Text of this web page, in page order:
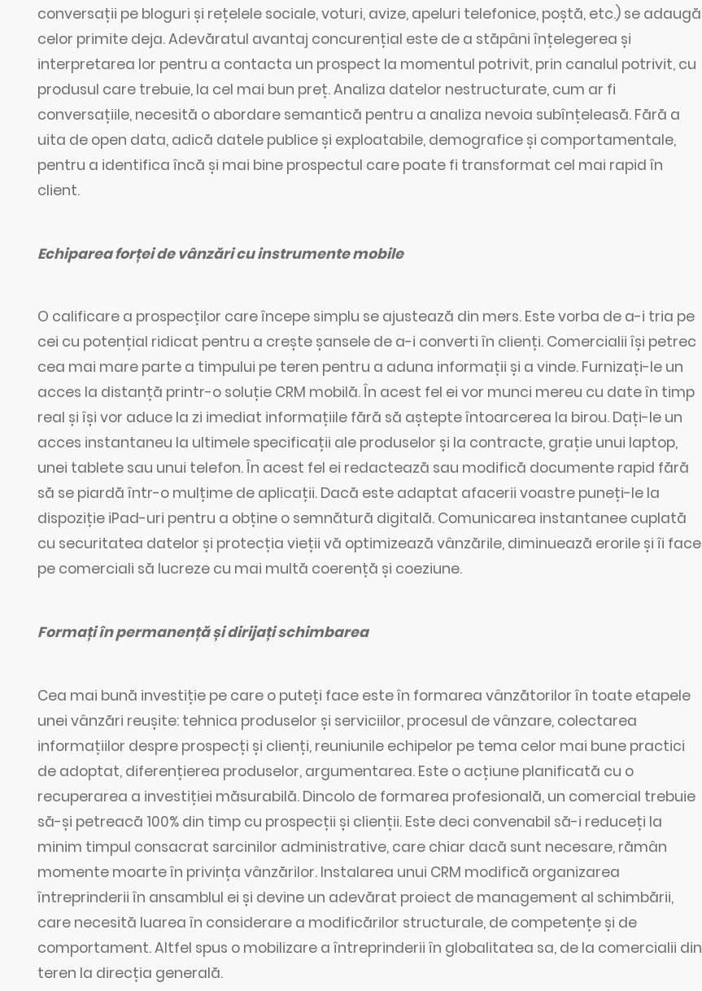
conversații pe bloguri și rețelele sociale, voturi, avize, apeluri telefonice, poștă, etc.) se adaugă
celor primite deja. Adevăratul avantaj concurențial este de a stăpâni înțelegerea și
interpretarea lor pentru a contacta un prospect la momentul potrivit, prin canalul potrivit, cu
produsul care trebuie, la cel mai bun preț. Analiza datelor nestructurate, cum ar fi
conversațiile, necesită o abordare semantică pentru a analiza nevoia subînțeleasă. Fără a
uita de open data, adică datele publice și exploatabile, demografice și comportamentale,
pentru a identifica încă și mai bine prospectul care poate fi transformat cel mai rapid în
client.
Echiparea forței de vânzări cu instrumente mobile
O calificare a prospecților care începe simplu se ajustează din mers. Este vorba de a-i tria pe
cei cu potențial ridicat pentru a crește șansele de a-i converti în clienți. Comercialii își petrec
cea mai mare parte a timpului pe teren pentru a aduna informații și a vinde. Furnizați-le un
acces la distanță printr-o soluție CRM mobilă. În acest fel ei vor munci mereu cu date în timp
real și își vor aduce la zi imediat informațiile fără să aștepte întoarcerea la birou. Dați-le un
acces instantaneu la ultimele specificații ale produselor și la contracte, grație unui laptop,
unei tablete sau unui telefon. În acest fel ei redactează sau modifică documente rapid fără
să se piardă într-o mulțime de aplicații. Dacă este adaptat afacerii voastre puneți-le la
dispoziție iPad-uri pentru a obține o semnătură digitală. Comunicarea instantanee cuplată
cu securitatea datelor și protecția vieții vă optimizează vânzările, diminuează erorile și îi face
pe comerciali să lucreze cu mai multă coerență și coeziune.
Formați în permanență și dirijați schimbarea
Cea mai bună investiție pe care o puteți face este în formarea vânzătorilor în toate etapele
unei vânzări reușite: tehnica produselor și serviciilor, procesul de vânzare, colectarea
informațiilor despre prospecți și clienți, reuniunile echipelor pe tema celor mai bune practici
de adoptat, diferențierea produselor, argumentarea. Este o acțiune planificată cu o
recuperarea a investiției măsurabilă. Dincolo de formarea profesională, un comercial trebuie
să-și petreacă 100% din timp cu prospecții și clienții. Este deci convenabil să-i reduceți la
minim timpul consacrat sarcinilor administrative, care chiar dacă sunt necesare, rămân
momente moarte în privința vânzărilor. Instalarea unui CRM modifică organizarea
întreprinderii în ansamblul ei și devine un adevărat proiect de management al schimbării,
care necesită luarea în considerare a modificărilor structurale, de competențe și de
comportament. Altfel spus o mobilizare a întreprinderii în globalitatea sa, de la comercialii din
teren la direcția generală.